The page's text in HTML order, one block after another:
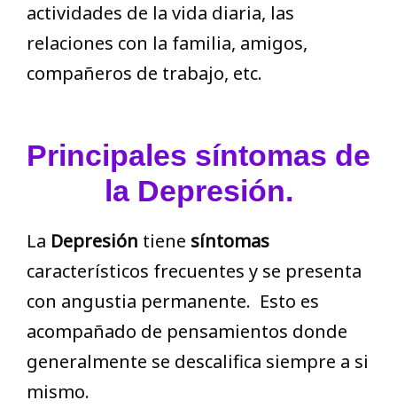
actividades de la vida diaria, las
relaciones con la familia, amigos,
compañeros de trabajo, etc.
Principales síntomas de
la Depresión.
La Depresión tiene síntomas
característicos frecuentes y se presenta
con angustia permanente. Esto es
acompañado de pensamientos donde
generalmente se descalifica siempre a si
mismo.